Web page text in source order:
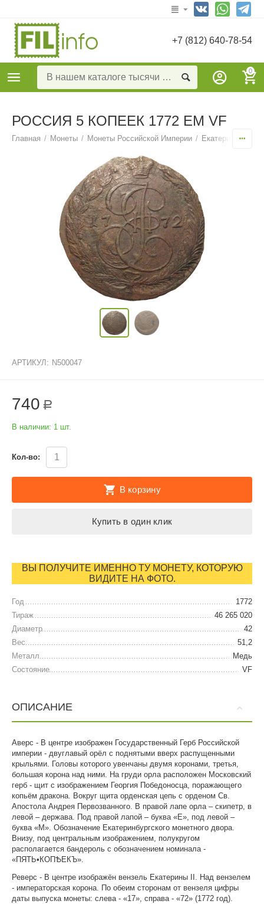
+7 (812) 640-78-54
0
РОССИЯ 5 КОПЕЕК 1772 ЕМ VF
Главная / Монеты / Монеты Российской Империи / Екатерина II
АРТИКУЛ: N500047
740 Р
В наличии: 1 шт.
Кол-во:
В корзину
Купить в один клик
ВЫ ПОЛУЧИТЕ ИМЕННО ТУ МОНЕТУ, КОТОРУЮ
ВИДИТЕ НА ФОТО.
Год
1772
Тираж
46 265 020
Диаметр
42
Вес
51,2
Металл
Медь
Состояние
VF
ОПИСАНИЕ
Аверс - В центре изображен Государственный Герб Российской
империи - двуглавый орёл с поднятыми вверх распущенными
крыльями. Головы которого увенчаны двумя коронами, третья,
большая корона над ними. На груди орла расположен Московский
герб - щит с изображением Георгия Победоносца, поражающего
копьём дракона. Вокруг щита орденская цепь с орденом Св.
Апостола Андрея Первозванного. В правой лапе орла – скипетр, в
левой – держава. Под правой лапой – буква «Е», под левой –
буква «М». Обозначение Екатеринбургского монетного двора.
Внизу, под центральным изображением, полукругом
располагается бандероль с обозначением номинала -
«ПЯТЬ•КОПѢЕКЪ».
Реверс - В центре изображён вензель Екатерины II. Над вензелем
- императорская корона. По обеим сторонам от вензеля цифры
даты выпуска монеты: слева - «17», справа - «72» (1772 год).